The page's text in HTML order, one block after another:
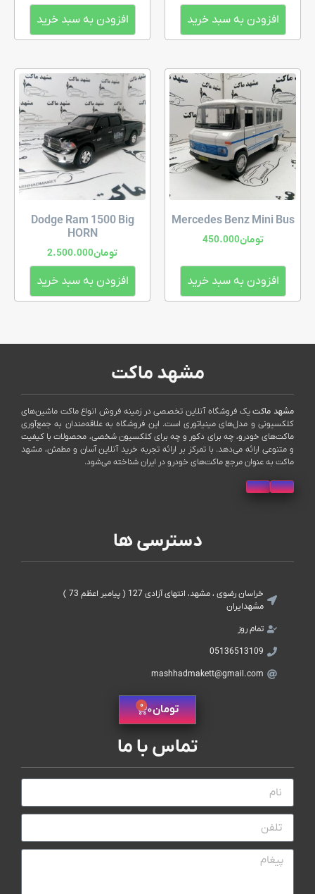
افزودن به سبد خرید افزودن به سبد خرید
Mercedes Benz Mini Bus
تومان450.000
افزودن به سبد خرید
Dodge Ram 1500 Big
HORN
تومان2.500.000
افزودن به سبد خرید
مشهد ماکت
مشهد ماکتیک فروشگاه آنلاین تخصصی در زمینه فروش انواع ماکت ماشین‌های
کلکسیونی و مدل‌های مینیاتوری است. این فروشگاه به علاقه‌مندان به جمع‌آوری
ماکت‌های خودرو، چه برای دکور و چه برای کلکسیون شخصی، محصولات با کیفیت
و متنوعی ارائه می‌دهد. با تمرکز بر ارائه تجربه خرید آنلاین آسان و مطمئن، مشهد
ماکت به عنوان مرجع ماکت‌های خودرو در ایران شناخته می‌شود.
دسترسی ها
خراسان رضوی ، مشهد، انتهای آزادی 127 ( پیامبر اعظم 73 )
مشهدایران
تمام روز
05136513109
mashhadmakett@gmail.com
تومان0
0
تماس با ما